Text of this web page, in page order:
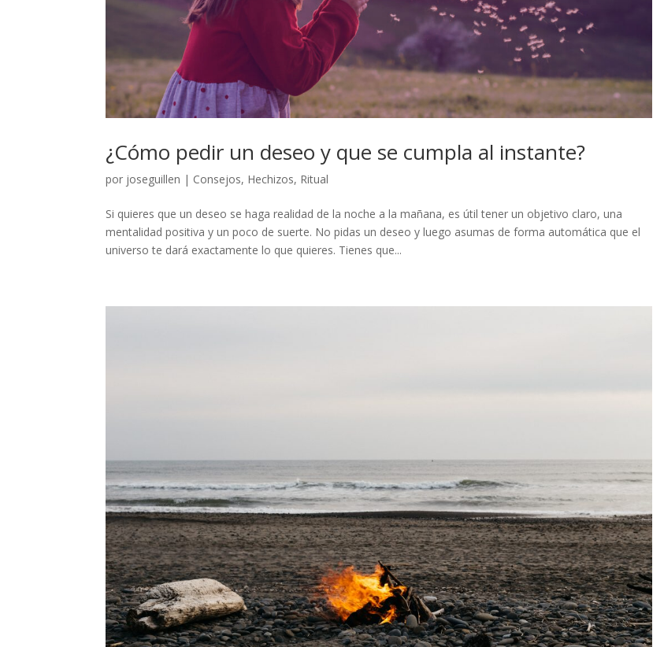
¿Cómo pedir un deseo y que se cumpla al instante?
por joseguillen | Consejos, Hechizos, Ritual
Si quieres que un deseo se haga realidad de la noche a la mañana, es útil tener un objetivo claro, una
mentalidad positiva y un poco de suerte. No pidas un deseo y luego asumas de forma automática que el
universo te dará exactamente lo que quieres. Tienes que...